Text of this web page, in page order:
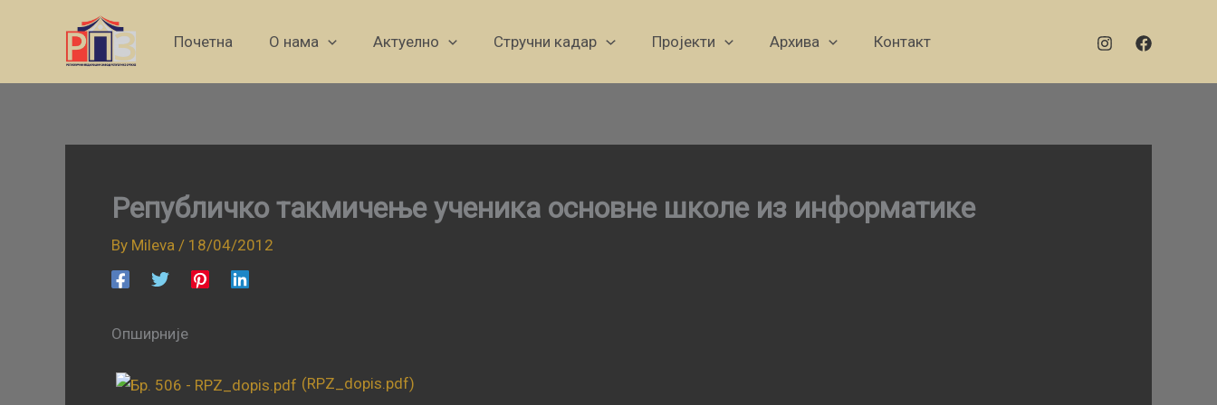
Почетна О нама Актуелно Стручни кадар Пројекти Архива Контакт
Републичко такмичење ученика основне школе из информатике
By Mileva / 18/04/2012
Опширније
(RPZ_dopis.pdf)